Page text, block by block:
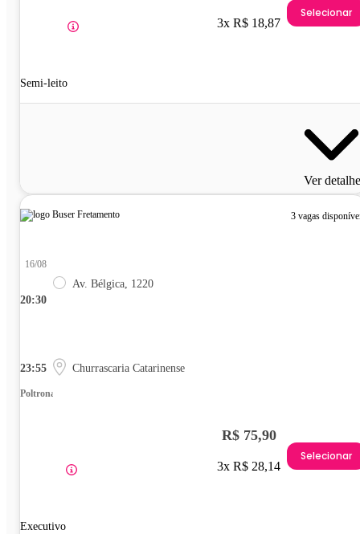
Semi-leito
3x R$ 18,87
Selecionar
Ver
3 vagas
20:30
16/08
Av. Bélgica, 1220
23:55 Churrascaria Catarinense
Poltrona
Executivo
R$ 75,90
3x R$ 28,14
Selecionar